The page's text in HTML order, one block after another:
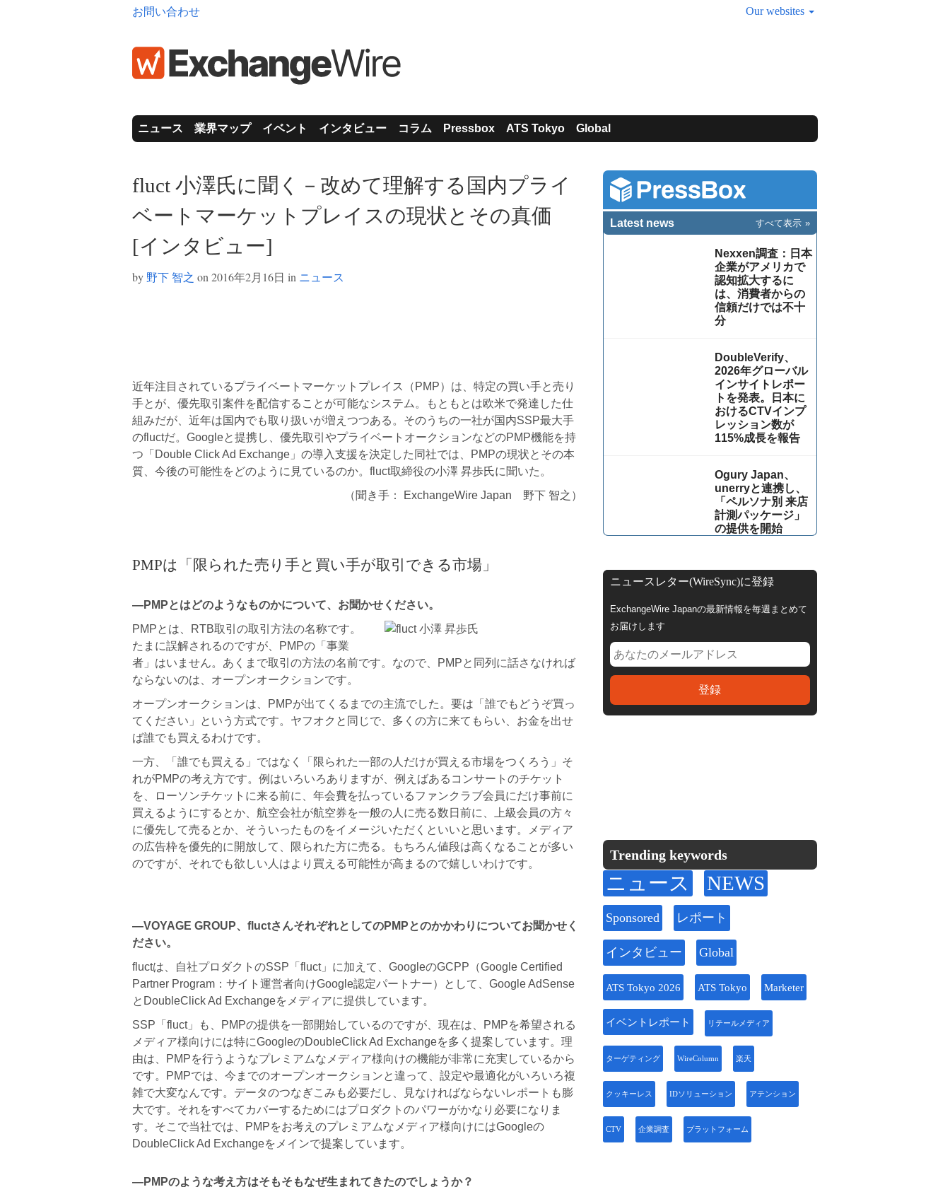
お問い合わせ Our websites
ニュース 業界マップ イベント インタビュー コラム Pressbox ATS Tokyo Global
fluct 小澤氏に聞く－改めて理解する国内プライ
ベートマーケットプレイスの現状とその真価
[インタビュー]
by 野下 智之 on 2016年2月16日 in ニュース
近年注目されているプライベートマーケットプレイス（PMP）は、特定の買い手と売り
手とが、優先取引案件を配信することが可能なシステム。もともとは欧米で発達した仕
組みだが、近年は国内でも取り扱いが増えつつある。そのうちの一社が国内SSP最大手
のfluctだ。Googleと提携し、優先取引やプライベートオークションなどのPMP機能を持
つ「Double Click Ad Exchange」の導入支援を決定した同社では、PMPの現状とその本
質、今後の可能性をどのように見ているのか。fluct取締役の小澤 昇歩氏に聞いた。
（聞き手： ExchangeWire Japan 野下 智之）
PMPは「限られた売り手と買い手が取引できる市場」
―PMPとはどのようなものかについて、お聞かせください。
PMPとは、RTB取引の取引方法の名称です。
たまに誤解されるのですが、PMPの「事業
者」はいません。あくまで取引の方法の名前です。なので、PMPと同列に話さなければ
ならないのは、オープンオークションです。
オープンオークションは、PMPが出てくるまでの主流でした。要は「誰でもどうぞ買っ
てください」という方式です。ヤフオクと同じで、多くの方に来てもらい、お金を出せ
ば誰でも買えるわけです。
一方、「誰でも買える」ではなく「限られた一部の人だけが買える市場をつくろう」そ
れがPMPの考え方です。例はいろいろありますが、例えばあるコンサートのチケット
を、ローソンチケットに来る前に、年会費を払っているファンクラブ会員にだけ事前に
買えるようにするとか、航空会社が航空券を一般の人に売る数日前に、上級会員の方々
に優先して売るとか、そういったものをイメージいただくといいと思います。メディア
の広告枠を優先的に開放して、限られた方に売る。もちろん値段は高くなることが多い
のですが、それでも欲しい人はより買える可能性が高まるので嬉しいわけです。
―VOYAGE GROUP、fluctさんそれぞれとしてのPMPとのかかわりについてお聞かせく
ださい。
fluctは、自社プロダクトのSSP「fluct」に加えて、GoogleのGCPP（Google Certified
Partner Program：サイト運営者向けGoogle認定パートナー）として、Google AdSense
とDoubleClick Ad Exchangeをメディアに提供しています。
SSP「fluct」も、PMPの提供を一部開始しているのですが、現在は、PMPを希望される
メディア様向けには特にGoogleのDoubleClick Ad Exchangeを多く提案しています。理
由は、PMPを行うようなプレミアムなメディア様向けの機能が非常に充実しているから
です。PMPでは、今までのオープンオークションと違って、設定や最適化がいろいろ複
雑で大変なんです。データのつなぎこみも必要だし、見なければならないレポートも膨
大です。それをすべてカバーするためにはプロダクトのパワーがかなり必要になりま
す。そこで当社では、PMPをお考えのプレミアムなメディア様向けにはGoogleの
DoubleClick Ad Exchangeをメインで提案しています。
―PMPのような考え方はそもそもなぜ生まれてきたのでしょうか？
Latest news すべて表示
Nexxen調査：日本
企業がアメリカで
認知拡大するに
は、消費者からの
信頼だけでは不十
分
DoubleVerify、
2026年グローバル
インサイトレポー
トを発表。日本に
おけるCTVインプ
レッション数が
115%成⻑を報告
Ogury Japan、
unerryと連携し、
「ペルソナ別 来店
計測パッケージ」
の提供を開始
ニュースレター(WireSync)に登録
ExchangeWire Japanの最新情報を毎週まとめて
お届けします
Trending keywords
ニュース NEWS
Sponsored レポート
インタビュー Global
ATS Tokyo 2026 ATS Tokyo Marketer
イベントレポート リテールメディア
ターゲティング WireColumn 楽天
クッキーレス IDソリューション アテンション
CTV 企業調査 プラットフォーム